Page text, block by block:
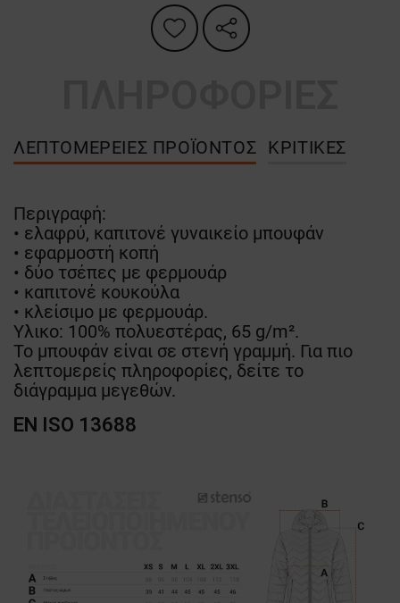
ΛΕΠΤΟΜΈΡΕΙΕΣ ΠΡΟΪΌΝΤΟΣ ΚΡΙΤΙΚΈΣ
Περιγραφή:
• ελαφρύ, καπιτονέ γυναικείο μπουφάν
• εφαρμοστή κοπή
• δύο τσέπες με φερμουάρ
• καπιτονέ κουκούλα
• κλείσιμο με φερμουάρ.
Υλικο: 100% πολυεστέρας, 65 g/m².
Το μπουφάν είναι σε στενή γραμμή. Για πιο
λεπτομερείς πληροφορίες, δείτε το
διάγραμμα μεγεθών.
EN ISO 13688